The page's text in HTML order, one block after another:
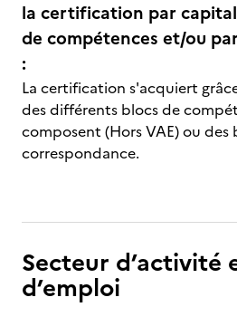
la certification par
de compétences et/ou
:
La certification s'acquiert
des différents blocs de
composent (Hors VAE) ou des
correspondance.
Secteur d’activité
d’emploi